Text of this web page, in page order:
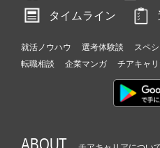
タイムライン
就活ノウハウ 選考体験談 スペ
転職相談
企業マンガ チアキャ
ABOUT